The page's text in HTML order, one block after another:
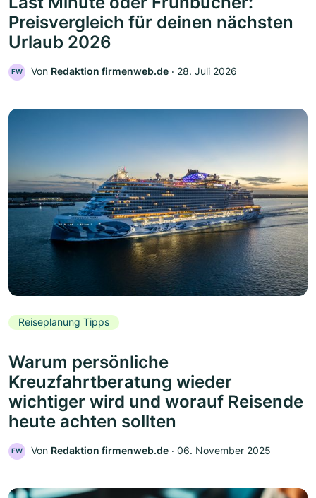
Preisvergleich für deinen nächsten
Urlaub 2026
FW Von Redaktion firmenweb.de ‧ 28. Juli 2026
Reiseplanung Tipps
Warum persönliche
Kreuzfahrtberatung wieder
wichtiger wird und worauf Reisende
heute achten sollten
FW Von Redaktion firmenweb.de ‧ 06. November 2025